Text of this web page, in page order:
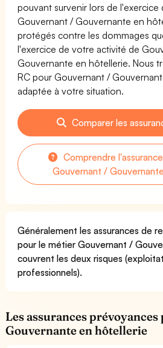
pouvant survenir lors de l'exercice
Gouvernant / Gouvernante en
protégés contre les dommages
l'exercice de votre activité de
Gouvernante en hôtellerie. Nous
RC pour Gouvernant /
adaptée à votre situation.
Comparer les
Comprendre
Gouvernant /
Généralement les assurances de
pour le métier Gouvernant /
couvrent les deux risques
professionnels).
Les assurances
Gouvernante en hôtellerie